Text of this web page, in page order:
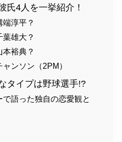
氏4人を一挙紹介！
淳平？
雄大？
裕典？
ンソン（2PM）
タイプは野球選手!?
で語った独自の恋愛観と